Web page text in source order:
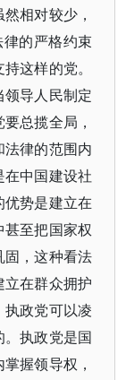
相对较少，
的严格约束
这样的党。
导人民制定
总揽全局，
律的范围内
中国建设社
势是建立在
至把国家权
，这种看法
在群众拥护
政党可以凌
执政党是国
握领导权，